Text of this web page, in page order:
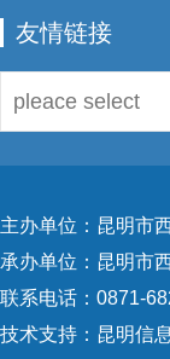
友情链接
主办单位：昆明市
承办单位：昆明市
联系电话：0871-
技术支持： 昆明信